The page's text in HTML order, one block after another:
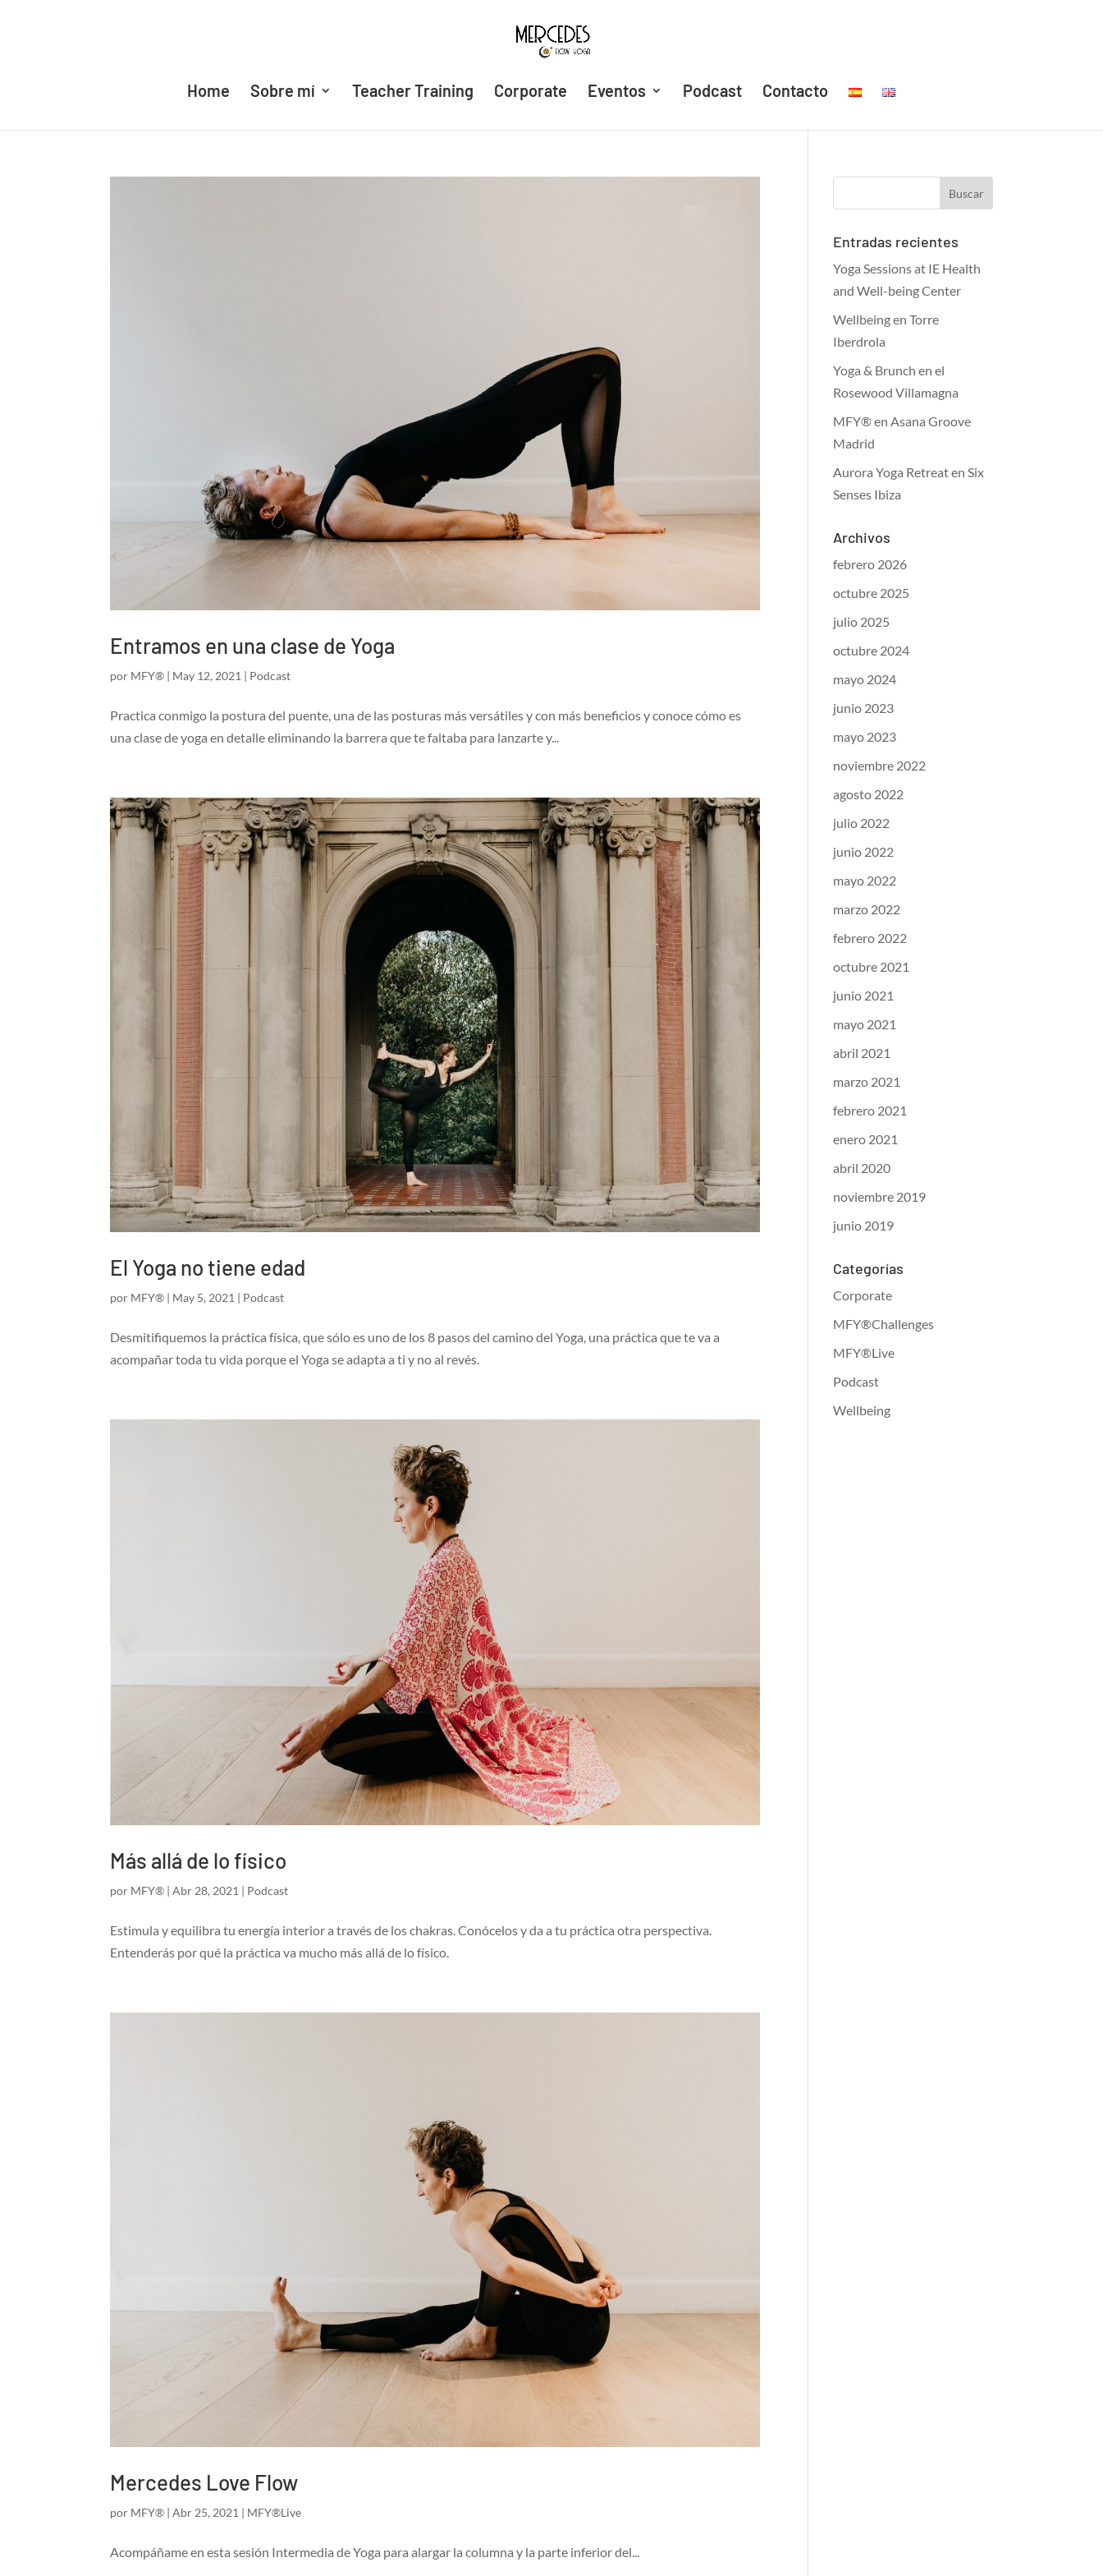
Home Sobre mí Teacher Training Corporate Eventos Podcast Contacto
Entramos en una clase de Yoga
por MFY® | May 12, 2021 | Podcast
Practica conmigo la postura del puente, una de las posturas más versátiles y con más beneficios y conoce cómo es
una clase de yoga en detalle eliminando la barrera que te faltaba para lanzarte y...
El Yoga no tiene edad
por MFY® | May 5, 2021 | Podcast
Desmitifiquemos la práctica física, que sólo es uno de los 8 pasos del camino del Yoga, una práctica que te va a
acompañar toda tu vida porque el Yoga se adapta a ti y no al revés.
Más allá de lo físico
por MFY® |Abr 28, 2021 | Podcast
Estimula y equilibra tu energía interior a través de los chakras. Conócelos y da a tu práctica otra perspectiva.
Entenderás por qué la práctica va mucho más allá de lo físico.
Mercedes Love Flow
por MFY® |Abr 25, 2021 | MFY®Live
Acompáñame en esta sesión Intermedia de Yoga para alargar la columna y la parte inferior del...
Entradas recientes
Yoga Sessions at IE Health
and Well-being Center
Wellbeing en Torre
Iberdrola
Yoga & Brunch en el
Rosewood Villamagna
MFY® en Asana Groove
Madrid
Aurora Yoga Retreat en Six
Senses Ibiza
Archivos
febrero 2026
octubre 2025
julio 2025
octubre 2024
mayo 2024
junio 2023
mayo 2023
noviembre 2022
agosto 2022
julio 2022
junio 2022
mayo 2022
marzo 2022
febrero 2022
octubre 2021
junio 2021
mayo 2021
abril 2021
marzo 2021
febrero 2021
enero 2021
abril 2020
noviembre 2019
junio 2019
Categorías
Corporate
MFY®Challenges
MFY®Live
Podcast
Wellbeing